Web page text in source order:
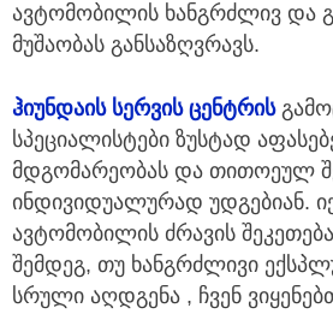
ავტომობილის ხანგრძლივ და
მუშაობას განსაზღვრავს.
ჰიუნდაის სერვის ცენტრის
სპეციალისტები ზუსტად
მდგომარეობას და თითოეულ
ინდივიდუალურად უდგებიან.
ავტომობილის ძრავის
შემდეგ, თუ ხანგრძლივი
სრული აღდგენა , ჩვენ